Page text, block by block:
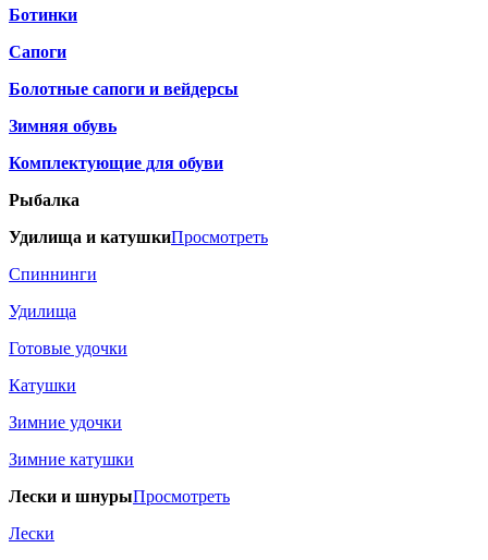
Ботинки
Сапоги
Болотные сапоги и вейдерсы
Зимняя обувь
Комплектующие для обуви
Рыбалка
Удилища и катушкиПросмотреть
Спиннинги
Удилища
Готовые удочки
Катушки
Зимние удочки
Зимние катушки
Лески и шнурыПросмотреть
Лески